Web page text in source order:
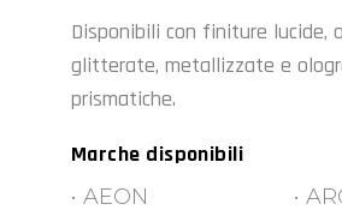
Disponibili con finiture lucide,
glitterate, metallizzate e
prismatiche.
Marche disponibili
• AEON
•